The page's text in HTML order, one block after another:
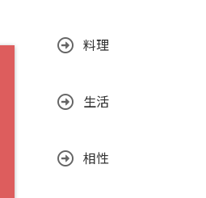
料理
生活
相性